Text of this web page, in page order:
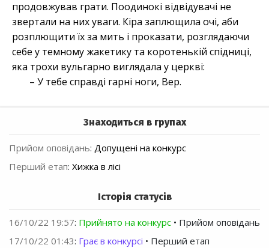
продовжував грати. Поодинокі відвідувачі не
звертали на них уваги. Кіра заплющила очі, аби
розплющити їх за мить і проказати, розглядаючи
себе у темному жакетику та коротенькій спідниці,
яка трохи вульгарно виглядала у церкві:
– У тебе справді гарні ноги, Вер.
Знаходиться в групах
Прийом оповідань: Допущені на конкурс
Перший етап: Хижка в лісі
Історія статусів
16/10/22 19:57: Прийнято на конкурс • Прийом оповідань
17/10/22 01:43: Грає в конкурсі • Перший етап